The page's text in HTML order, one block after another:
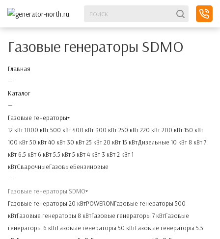
Газовые генераторы SDMO
Главная
—
Каталог
—
Газовые генераторы
12 кВт1000 кВт500 кВт400 кВт 300 кВт250 кВт220 кВт200 кВт150 кВт
100 кВт50 кВт40 кВт 30 кВт25 кВт20 кВт15 кВтДизельные 10 кВт 8 кВт7
кВт 6.5 кВт 6 кВт5.5 кВт5 кВт4 кВт 3 кВт2 кВт1
кВтСварочныеГазовыеБензиновые
—
Газовые генераторы SDMO
Газовые генераторы 20 кВтPOWERONГазовые генераторы 500
кВтГазовые генераторы 8 кВтГазовые генераторы 7 кВтГазовые
генераторы 6 кВтГазовые генераторы 50 кВтГазовые генераторы 5.5